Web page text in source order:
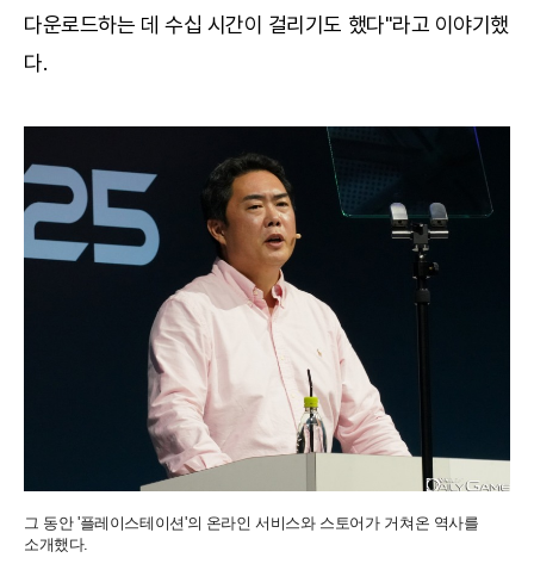
다운로드하는 데 수십 시간이 걸리기도 했다"라고 이야기했
다.
그 동안 '플레이스테이션'의 온라인 서비스와 스토어가 거쳐온 역사를
소개했다.